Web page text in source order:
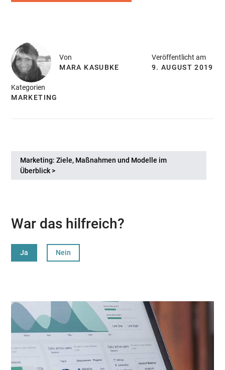
Von
MARA KASUBKE
Veröffentlicht am
9. AUGUST 2019
Kategorien
MARKETING
Marketing: Ziele, Maßnahmen und Modelle im
Überblick >
War das hilfreich?
Ja Nein